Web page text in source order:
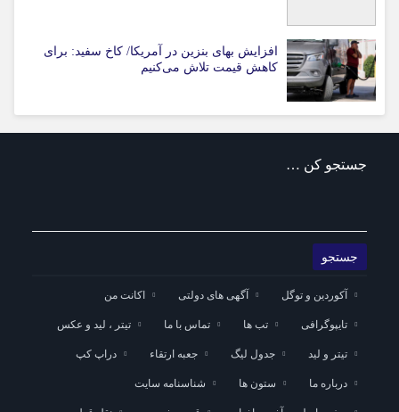
افزایش بهای بنزین در آمریکا/ کاخ سفید: برای
کاهش قیمت تلاش می‌کنیم
جستجو کن …
آکوردین و توگل آگهی های دولتی اکانت من
تایپوگرافی تب ها تماس با ما تیتر ، لید و عکس
تیتر و لید جدول لیگ جعبه ارتقاء دراپ کپ
درباره ما ستون ها شناسنامه سایت